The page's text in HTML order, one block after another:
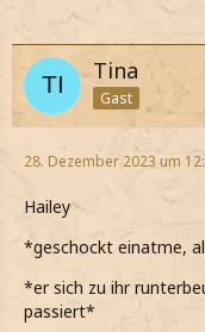
Tina
Gast
28. Dezember 2023 um
Hailey
*geschockt einatme,
*er sich zu ihr
passiert*